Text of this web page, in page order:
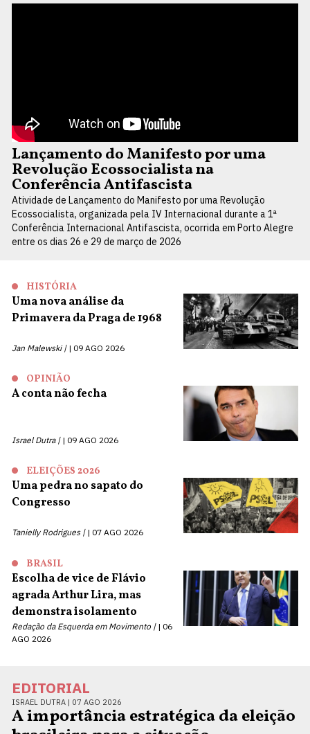
Lançamento do Manifesto por uma
Revolução Ecossocialista na
Conferência Antifascista
Atividade de Lançamento do Manifesto por uma Revolução
Ecossocialista, organizada pela IV Internacional durante a 1ª
Conferência Internacional Antifascista, ocorrida em Porto Alegre
entre os dias 26 e 29 de março de 2026
HISTÓRIA
Uma nova análise da
Primavera da Praga de 1968
Jan Malewski | 09 AGO 2026
OPINIÃO
A conta não fecha
Israel Dutra | 09 AGO 2026
ELEIÇÕES 2026
Uma pedra no sapato do
Congresso
Tanielly Rodrigues | 07 AGO 2026
BRASIL
Escolha de vice de Flávio
agrada Arthur Lira, mas
demonstra isolamento
Redação da Esquerda em Movimento |
06
AGO 2026
EDITORIAL
ISRAEL DUTRA | 07 AGO 2026
A importância estratégica da eleição